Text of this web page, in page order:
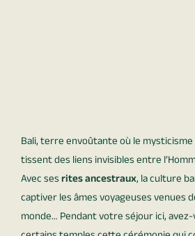
Bali, terre envoûtante où le
tissent des liens invisibles entre
Avec sesrites ancestraux, la culture
captiver les âmes voyageuses venues
monde… Pendant votre séjour ici,